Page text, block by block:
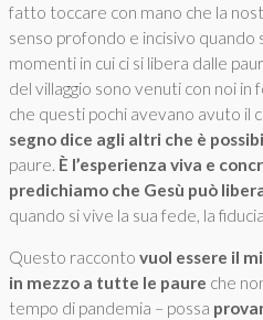
fatto toccare con mano che la
senso profondo e incisivo quando
momenti in cui ci si libera dalle
del villaggio sono venuti con noi
che questi pochi avevano avuto il
segno dice agli altri che è
paure. È l’esperienza viva e
predichiamo che Gesù può
quando si vive la sua fede, la
Questo racconto vuol essere il
in mezzo a tutte le paure che
tempo di pandemia – possa